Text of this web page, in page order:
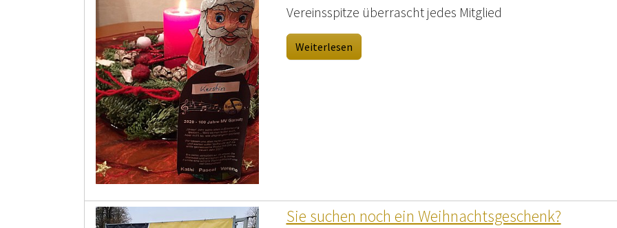
Vereinsspitze überrascht jedes Mitglied
Weiterlesen
Sie suchen noch ein Weihnachtsgeschenk?